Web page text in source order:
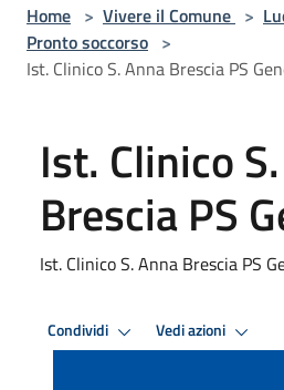
Home > Vivere il Comune >
Pronto soccorso >
Ist. Clinico S. Anna Brescia PS
Ist. Clinico
Brescia PS
Ist. Clinico S. Anna Brescia PS
Condividi Vedi azioni